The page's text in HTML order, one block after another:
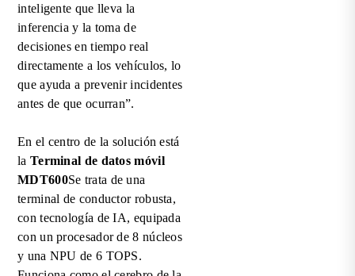
inteligente que lleva la
inferencia y la toma de
decisiones en tiempo real
directamente a los vehículos, lo
que ayuda a prevenir incidentes
antes de que ocurran”.
En el centro de la solución está
la Terminal de datos móvil
MDT600Se trata de una
terminal de conductor robusta,
con tecnología de IA, equipada
con un procesador de 8 núcleos
y una NPU de 6 TOPS.